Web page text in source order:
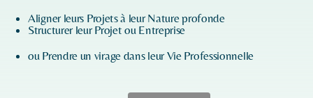
Aligner leurs Projets à leur Nature profonde
Structurer leur Projet ou Entreprise
ou Prendre un virage dans leur Vie Professionnelle